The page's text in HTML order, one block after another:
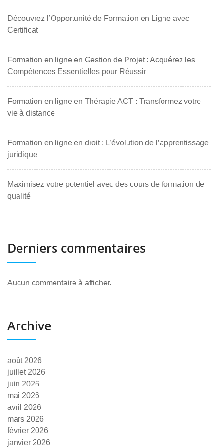
Découvrez l’Opportunité de Formation en Ligne avec
Certificat
Formation en ligne en Gestion de Projet : Acquérez les
Compétences Essentielles pour Réussir
Formation en ligne en Thérapie ACT : Transformez votre
vie à distance
Formation en ligne en droit : L’évolution de l’apprentissage
juridique
Maximisez votre potentiel avec des cours de formation de
qualité
Derniers commentaires
Aucun commentaire à afficher.
Archive
août 2026
juillet 2026
juin 2026
mai 2026
avril 2026
mars 2026
février 2026
janvier 2026